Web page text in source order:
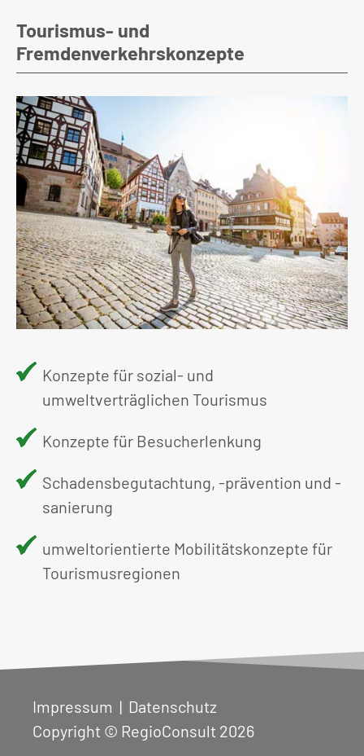
Tourismus- und
Fremdenverkehrskonzepte
Konzepte für sozial- und
umweltverträglichen Tourismus
Konzepte für Besucherlenkung
Schadensbegutachtung, -prävention und -
sanierung
umweltorientierte Mobilitätskonzepte für
Tourismusregionen
Impressum | Datenschutz
Copyright © RegioConsult 2026